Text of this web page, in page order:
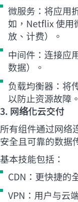
微服务：将应用
如，Netflix 使用
放、计费）。
中间件：连接应
数据）。
负载均衡器：将
以防止资源故障。
3. 网络化云交付
所有组件通过网络
安全且可靠的数据
基本技能包括：
CDN：更快捷的
VPN：用户与云